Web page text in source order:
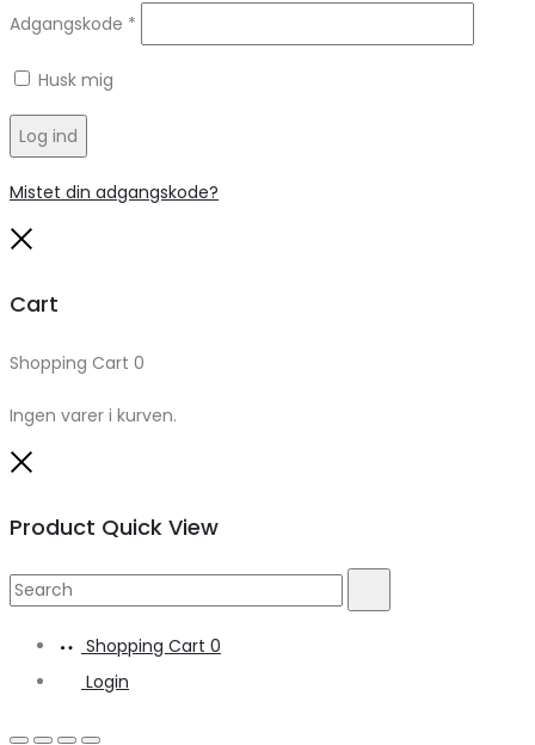
Adgangskode *
Husk mig
Log ind
Mistet din adgangskode?
Cart
Shopping Cart 0
Ingen varer i kurven.
Product Quick View
Search
Shopping Cart 0
Login